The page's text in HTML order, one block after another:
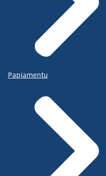
Papiamentu